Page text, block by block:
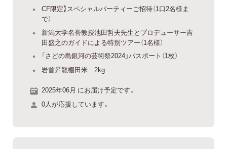
CF限定】スペシャルパーティーご招待（1口2名様ま
で）
新潟大学名誉教授池田哲夫先生とプロデューサー吉
田盛之のガイドによる特別ツアー（1名様）
「さどの島銀河の芸術祭2024」パスポート（1枚）
岩首昇龍棚田米 2kg
2025年06月 にお届け予定です。
0人が応援しています。